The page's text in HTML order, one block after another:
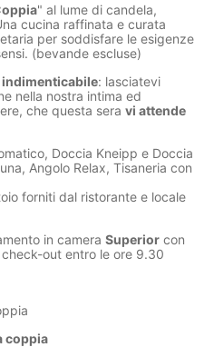
" al lume di candela,
cucina raffinata e curata
per soddisfare le esigenze
(bevande escluse)
indimenticabile: lasciatevi
nella nostra intima ed
che questa sera vi attende
Doccia Kneipp e Doccia
Angolo Relax, Tisaneria con
forniti dal ristorante e locale
in camera Superior con
out entro le ore 9.30
coppia